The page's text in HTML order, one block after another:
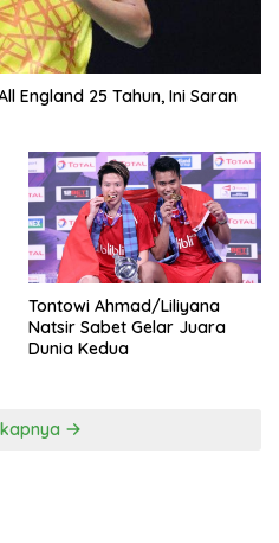
England 25 Tahun, Ini Saran
Tontowi Ahmad/Liliyana
Natsir Sabet Gelar Juara
Dunia Kedua